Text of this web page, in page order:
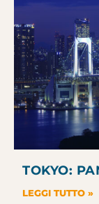
TOKYO:
LEGGI TUTTO »